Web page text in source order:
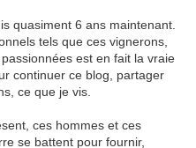
quasiment 6 ans maintenant.
tels que ces vignerons,
est en fait la vraie
continuer ce blog, partager
ce que je vis.
ces hommes et ces
se battent pour fournir,